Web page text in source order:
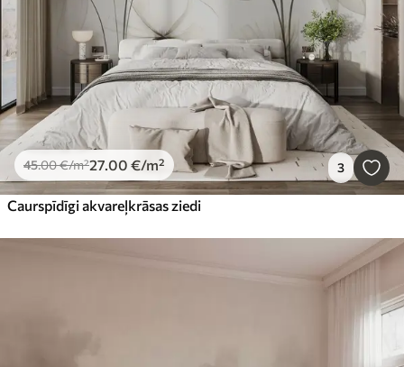
45.00€/m²27.00 €/m² 3
Caurspīdīgi akvareļkrāsas ziedi